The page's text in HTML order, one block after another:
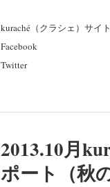
kuraché（クラシェ）サイ
Facebook
Twitter
2013.10月
ポート（秋